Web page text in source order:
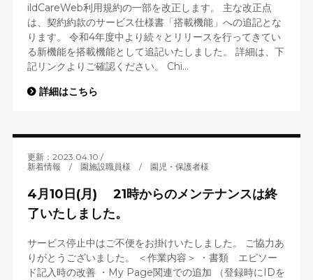
ildCareWeb利用規約の一部を改正します。 主な改正点
は、契約約款のサービス仕様書「搭載機能」への追記とな
ります。 令和4年度中より続々とリリースを行ってきてい
る新機能を搭載機能として追記いたしました。 詳細は、下
記リンクよりご確認ください。 Chi...
詳細はこちら
更新：2023.04.10
新着情報 / 園施設職員様 / 園児・保護者様
4月10日(月) 21時からのメンテナンスは終
了いたしました。
サービス停止中はご不便をお掛けいたしました。 ご協力あ
りがとうございました。 ＜作業内容＞ ・書類 エピソー
ド記入時の改善 ・My Page関連での追加 （登録時にIDを